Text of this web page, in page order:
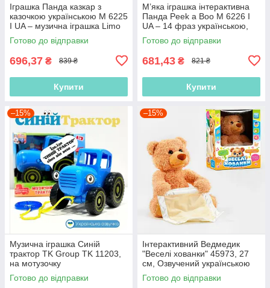
Іграшка Панда казкар з
казочкою українською M 6225
I UA – музична іграшка Limo
Toy 27 см, ідеальний
подарунок
Готово до відправки
696,37 ₴ 839 ₴
Купити
М’яка іграшка інтерактивна
Панда Peek a Boo M 6226 I
UA – 14 фраз українською,
грає в хованки
Готово до відправки
681,43 ₴ 821 ₴
Купити
–15%
Музична іграшка Синій
трактор TK Group TK 11203,
на мотузочку
Готово до відправки
–15%
Інтерактивний Ведмедик
"Веселі хованки" 45973, 27
см, Озвучений українською
мовою, говорить, грає в
хованки
Готово до відправки